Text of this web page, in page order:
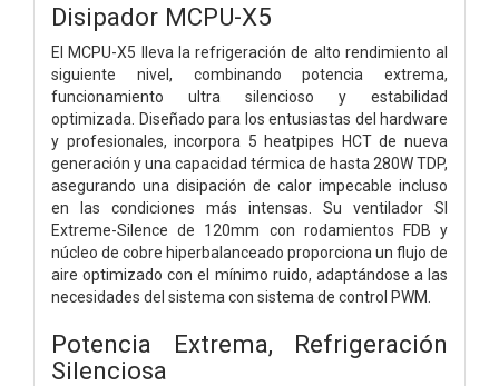
Disipador MCPU-X5
El MCPU-X5 lleva la refrigeración de alto rendimiento al
siguiente nivel, combinando potencia extrema,
funcionamiento ultra silencioso y estabilidad
optimizada. Diseñado para los entusiastas del hardware
y profesionales, incorpora 5 heatpipes HCT de nueva
generación y una capacidad térmica de hasta 280W TDP,
asegurando una disipación de calor impecable incluso
en las condiciones más intensas. Su ventilador SI
Extreme-Silence de 120mm con rodamientos FDB y
núcleo de cobre hiperbalanceado proporciona un flujo de
aire optimizado con el mínimo ruido, adaptándose a las
necesidades del sistema con sistema de control PWM.
Potencia Extrema, Refrigeración
Silenciosa